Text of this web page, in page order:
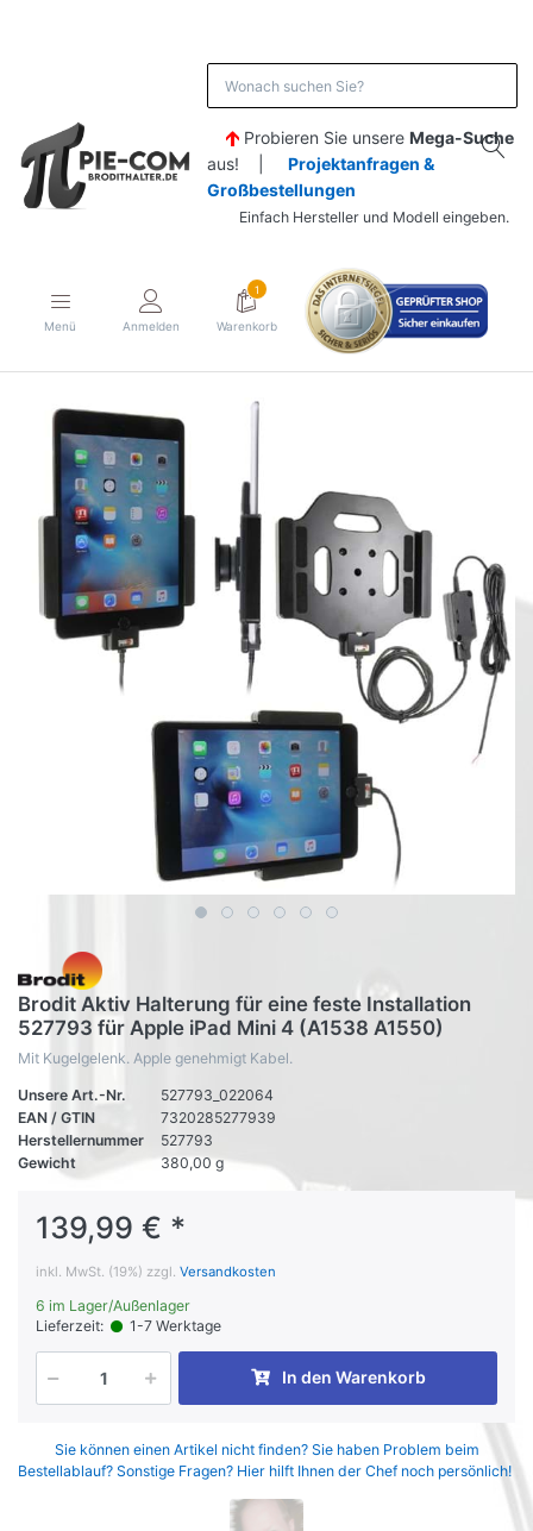
Probieren Sie unsere Mega-Suche
aus! | Projektanfragen &
Großbestellungen
Einfach Hersteller und Modell eingeben.
Menü Anmelden
1
Warenkorb
Brodit Aktiv Halterung für eine feste Installation
527793 für Apple iPad Mini 4 (A1538 A1550)
Mit Kugelgelenk. Apple genehmigt Kabel.
Unsere Art.-Nr.
527793_022064
EAN / GTIN
7320285277939
Herstellernummer
527793
Gewicht
380,00 g
139,99 € *
inkl. MwSt. (19%) zzgl. Versandkosten
6 im Lager/Außenlager
Lieferzeit:
1-7 Werktage
In den Warenkorb
Sie können einen Artikel nicht finden? Sie haben Problem beim
Bestellablauf? Sonstige Fragen? Hier hilft Ihnen der Chef noch persönlich!